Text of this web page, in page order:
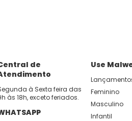
de
à Sexta feira das
às 18h, exceto feriados.
Use
Feminino
Masculino
Infantil